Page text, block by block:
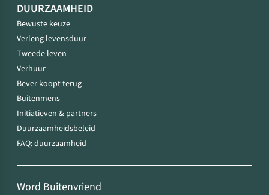
DUURZAAMHEID
Bewuste keuze
Verleng levensduur
Tweede leven
Verhuur
Bever koopt terug
Buitenmens
Initiatieven & partners
Duurzaamheidsbeleid
FAQ: duurzaamheid
Word Buitenvriend